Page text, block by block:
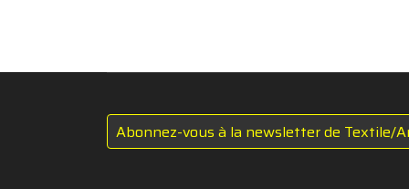
Abonnez-vous à la newsletter de Textile/